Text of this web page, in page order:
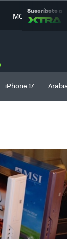
MOVILIDAD
Suscríbete a
iPhone 17